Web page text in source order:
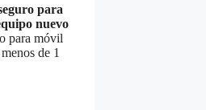
para
nuevo
para móvil
de 1